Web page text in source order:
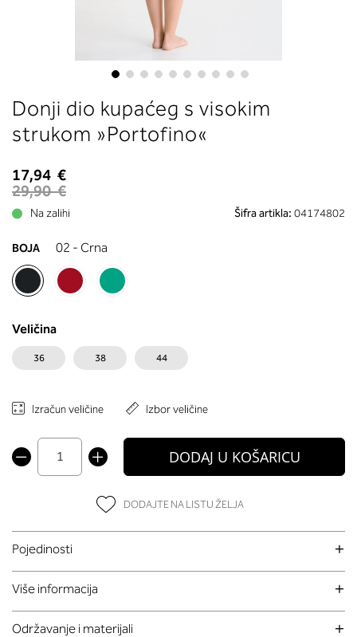
to
the
beginning
the
images
gallery
Donji dio kupaćeg s visokim
strukom »Portofino«
17,94 €
29,90 €
Na zalihi Šifra artikla: 04174802
BOJA 02 - Crna
Veličina
36 38 44
Izračun veličine Izbor veličine
DODAJ U KOŠARICU
DODAJTE NA LISTU ŽELJA
Pojedinosti
Više informacija
Održavanje i materijali
boste prebrali, katera globina
ustreza vaši meri (A, B …) – iščite v
stolpcu, ki ste ga določili s
obsegom.